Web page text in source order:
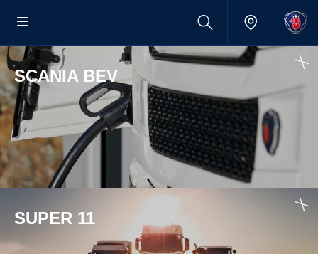
SCANIA BEV
SUPER 11